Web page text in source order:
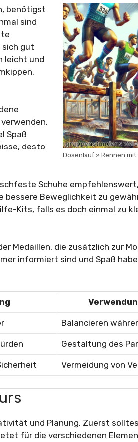
Dosenlauf » Rennen
benötigst
sind
sich gut
leicht und
Spaß
desto
Schuhe
bessere Beweglichkeit zu
Kits, falls es doch einmal zu
Medaillen, die zusätzlich zur
informiert sind und Spaß
Balancieren
Gestaltung des
Vermeidung von
und Planung. Zuerst
für die verschiedenen